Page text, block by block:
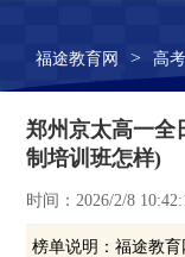
福途教育网 > 高考
郑州京太高一全
制培训班怎样)
时间：2026/2/8
榜单说明：福途教